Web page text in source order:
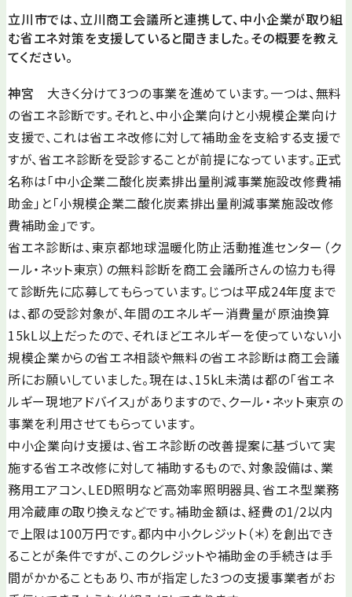
立川市では、立川商工会議所と連携して、中小企業が取り組
む省エネ対策を支援していると聞きました。その概要を教え
てください。
神宮 大きく分けて3つの事業を進めています。一つは、無料
の省エネ診断です。それと、中小企業向けと小規模企業向け
支援で、これは省エネ改修に対して補助金を支給する支援で
すが、省エネ診断を受診することが前提になっています。正式
名称は「中小企業二酸化炭素排出量削減事業施設改修費補
助金」と「小規模企業二酸化炭素排出量削減事業施設改修
費補助金」です。
省エネ診断は、東京都地球温暖化防止活動推進センター（ク
ール・ネット東京）の無料診断を商工会議所さんの協力も得
て診断先に応募してもらっています。じつは平成24年度まで
は、都の受診対象が、年間のエネルギー消費量が原油換算
15kL以上だったので、それほどエネルギーを使っていない小
規模企業からの省エネ相談や無料の省エネ診断は商工会議
所にお願いしていました。現在は、15kL未満は都の「省エネ
ルギー現地アドバイス」がありますので、クール・ネット東京の
事業を利用させてもらっています。
中小企業向け支援は、省エネ診断の改善提案に基づいて実
施する省エネ改修に対して補助するもので、対象設備は、業
務用エアコン、LED照明など高効率照明器具、省エネ型業務
用冷蔵庫の取り換えなどです。補助金額は、経費の1/2以内
で上限は100万円です。都内中小クレジット（＊）を創出でき
ることが条件ですが、このクレジットや補助金の手続きは手
間がかかることもあり、市が指定した3つの支援事業者がお